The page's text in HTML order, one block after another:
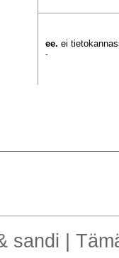
ee. ei
-
sandi |